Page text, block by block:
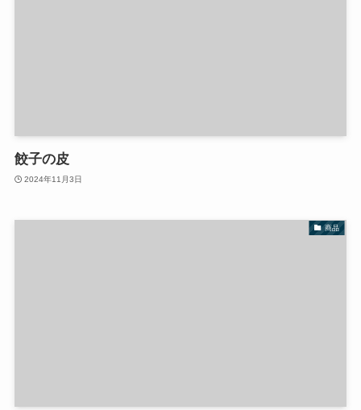
餃子の皮
2024年11月3日
商品